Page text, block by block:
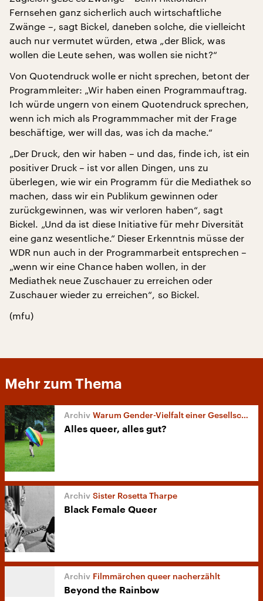
Fernsehen ganz sicherlich auch wirtschaftliche
Zwänge –, sagt Bickel, daneben solche, die vielleicht
auch nur vermutet würden, etwa „der Blick, was
wollen die Leute sehen, was wollen sie nicht?“
Von Quotendruck wolle er nicht sprechen, betont der
Programmleiter: „Wir haben einen Programmauftrag.
Ich würde ungern von einem Quotendruck sprechen,
wenn ich mich als Programmmacher mit der Frage
beschäftige, wer will das, was ich da mache.“
„Der Druck, den wir haben – und das, finde ich, ist ein
positiver Druck – ist vor allen Dingen, uns zu
überlegen, wie wir ein Programm für die Mediathek so
machen, dass wir ein Publikum gewinnen oder
zurückgewinnen, was wir verloren haben“, sagt
Bickel. „Und da ist diese Initiative für mehr Diversität
eine ganz wesentliche.“ Dieser Erkenntnis müsse der
WDR nun auch in der Programmarbeit entsprechen –
„wenn wir eine Chance haben wollen, in der
Mediathek neue Zuschauer zu erreichen oder
Zuschauer wieder zu erreichen“, so Bickel.
(mfu)
Mehr zum Thema
Warum Gender-Vielfalt einer Gesellschaft nützt
Alles queer, alles gut?
Sister Rosetta Tharpe
Black Female Queer
Filmmärchen queer nacherzählt
Beyond the Rainbow